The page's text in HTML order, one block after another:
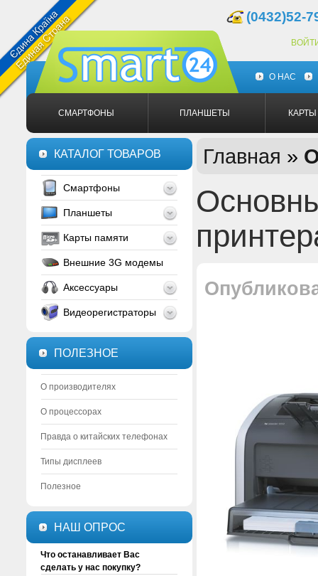
(0432)52-
О НАС
СМАРТФОНЫ ПЛАНШЕТЫ
КАТАЛОГ ТОВАРОВ
Смартфоны
Планшеты
Карты памяти
Внешние 3G модемы
Аксессуары
Видеорегистраторы
ПОЛЕЗНОЕ
О производителях
О процессорах
Правда о китайских телефонах
Типы дисплеев
Полезное
НАШ ОПРОС
Что останавливает Вас
сделать у нас покупку?
Главная »